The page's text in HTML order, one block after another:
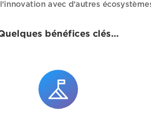
avec d’autres
bénéfices clés…